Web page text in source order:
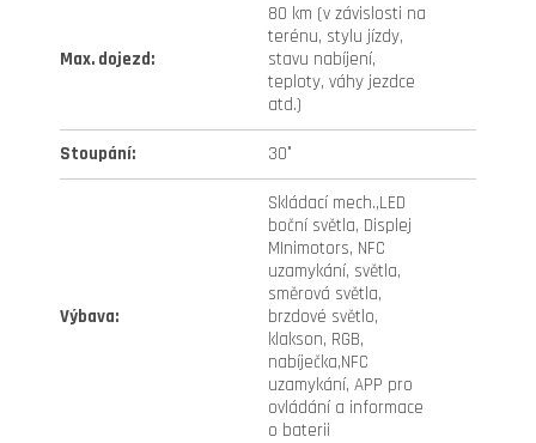
Max. dojezd:
80 km (v závislosti na
terénu, stylu jízdy,
stavu nabíjení,
teploty, váhy jezdce
atd.)
Stoupání: 30°
Výbava:
Skládací mech.,LED
boční světla, Displej
MInimotors, NFC
uzamykání, světla,
směrová světla,
brzdové světlo,
klakson, RGB,
nabíječka,NFC
uzamykání, APP pro
ovládání a informace
o baterii